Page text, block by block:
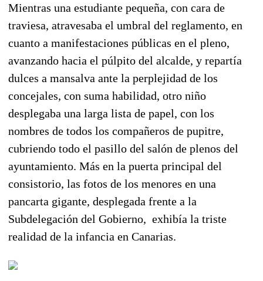
Mientras una estudiante pequeña, con cara de
traviesa, atravesaba el umbral del reglamento, en
cuanto a manifestaciones públicas en el pleno,
avanzando hacia el púlpito del alcalde, y repartía
dulces a mansalva ante la perplejidad de los
concejales, con suma habilidad, otro niño
desplegaba una larga lista de papel, con los
nombres de todos los compañeros de pupitre,
cubriendo todo el pasillo del salón de plenos del
ayuntamiento. Más en la puerta principal del
consistorio, las fotos de los menores en una
pancarta gigante, desplegada frente a la
Subdelegación del Gobierno, exhibía la triste
realidad de la infancia en Canarias.